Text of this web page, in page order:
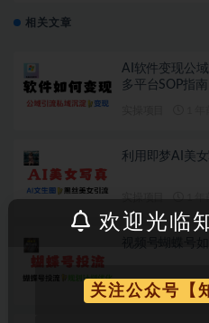
相关文章
AI软件变现公
多平台SOP指南
利用即梦AI美
实操项目 1 年
实操项目 1 年
欢迎光临
关注公众号【